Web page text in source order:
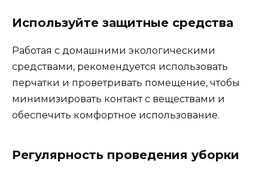
Используйте защитные средства
Работая с домашними экологическими
средствами, рекомендуется использовать
перчатки и проветривать помещение, чтобы
минимизировать контакт с веществами и
обеспечить комфортное использование.
Регулярность проведения уборки